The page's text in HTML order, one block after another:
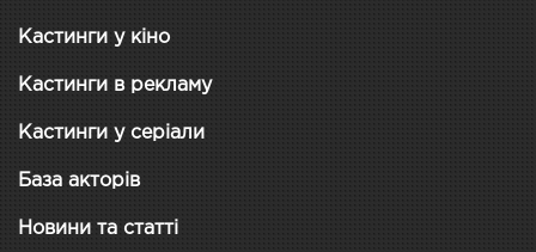
Кастинги у кіно
Кастинги в рекламу
Кастинги у серіали
База акторів
Новини та статті